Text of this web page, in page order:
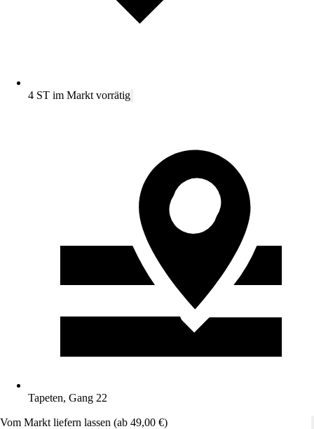
4 ST im Markt vorrätig
Tapeten, Gang 22
Vom Markt liefern lassen (ab 49,00 €)